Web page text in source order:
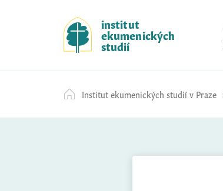
k
i
p
t
c
o
institut
ekumenických
studií
Institut ekumenických studií v Praze